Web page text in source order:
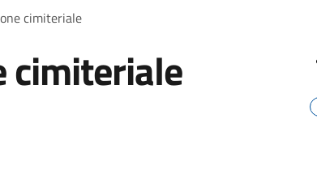
cimiteriale
cimiteriale